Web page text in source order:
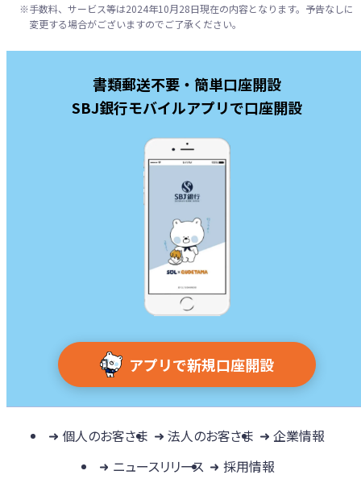
※手数料、サービス等は2024年10月28日現在の内容となります。予告なしに
変更する場合がございますのでご了承ください。
書類郵送不要・簡単口座開設
SBJ銀行モバイルアプリで口座開設
アプリで新規口座開設
個人のお客さま 法人のお客さま
企業情報
ニュースリリース
採用情報